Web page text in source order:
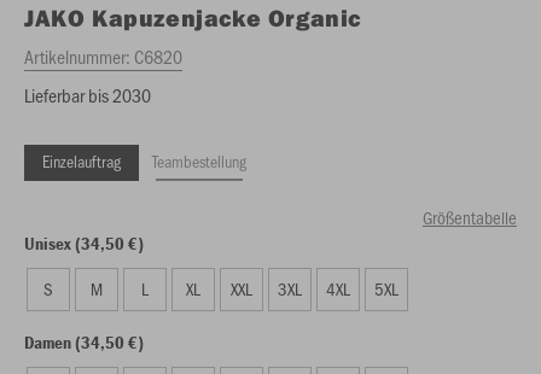
JAKO Kapuzenjacke Organic
Artikelnummer: C6820
Lieferbar bis 2030
Einzelauftrag Teambestellung
Größentabelle
Unisex (34,50 €)
S M L XL XXL 3XL 4XL 5XL
Damen (34,50 €)